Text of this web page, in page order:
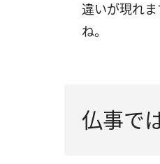
違いが現れ
ね。
仏事で